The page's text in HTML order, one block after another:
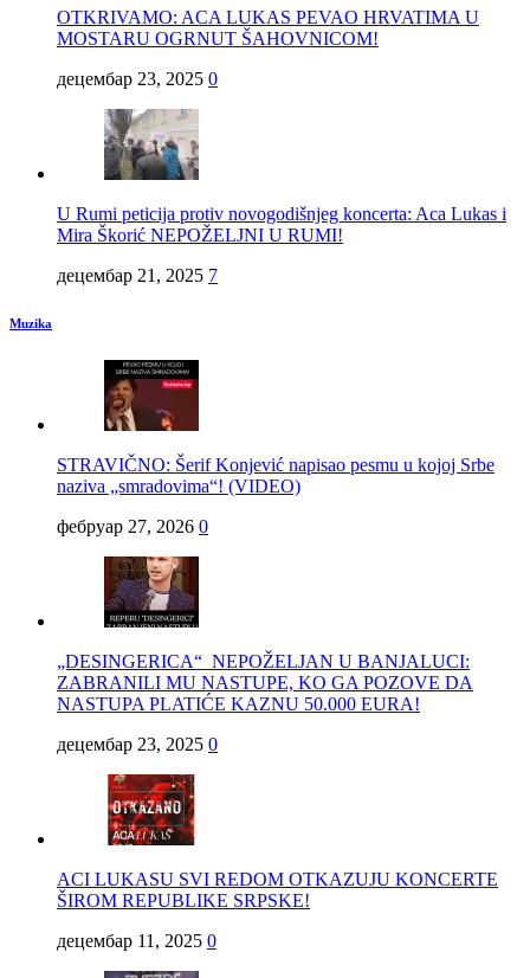
OTKRIVAMO: ACA LUKAS PEVAO HRVATIMA U
MOSTARU OGRNUT ŠAHOVNICOM!
децембар 23, 2025 0
U Rumi peticija protiv novogodišnjeg koncerta: Aca Lukas i
Mira Škorić NEPOŽELJNI U RUMI!
децембар 21, 2025 7
Muzika
STRAVIČNO: Šerif Konjević napisao pesmu u kojoj Srbe
naziva „smradovima“! (VIDEO)
фебруар 27, 2026 0
„DESINGERICA“ NEPOŽELJAN U BANJALUCI:
ZABRANILI MU NASTUPE, KO GA POZOVE DA
NASTUPA PLATIĆE KAZNU 50.000 EURA!
децембар 23, 2025 0
ACI LUKASU SVI REDOM OTKAZUJU KONCERTE
ŠIROM REPUBLIKE SRPSKE!
децембар 11, 2025 0